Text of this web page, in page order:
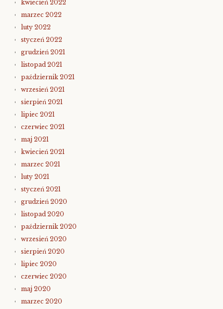
kwiecień 2022
marzec 2022
luty 2022
styczeń 2022
grudzień 2021
listopad 2021
październik 2021
wrzesień 2021
sierpień 2021
lipiec 2021
czerwiec 2021
maj 2021
kwiecień 2021
marzec 2021
luty 2021
styczeń 2021
grudzień 2020
listopad 2020
październik 2020
wrzesień 2020
sierpień 2020
lipiec 2020
czerwiec 2020
maj 2020
marzec 2020